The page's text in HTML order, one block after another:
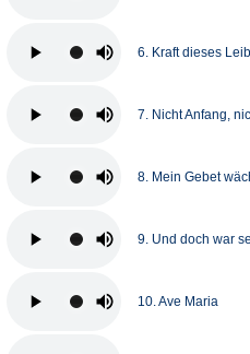
6. Kraft dieses
7. Nicht Anfang,
8. Mein Gebet
9. Und doch war
10. Ave Maria